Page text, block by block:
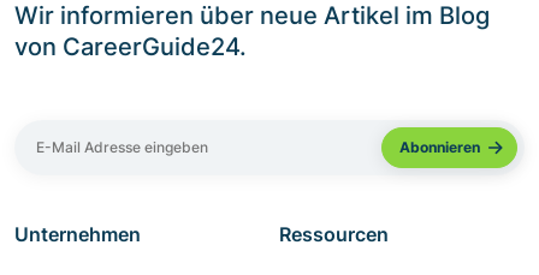
Wir informieren über neue Artikel im Blog
von CareerGuide24.
Unternehmen Ressourcen